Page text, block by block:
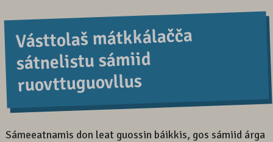
Vásttolaš mátkkálačča
sátnelistu sámiid
ruovttuguovllus
Sámeeatnamis don leat guossin báikkis, gos sámiid árga